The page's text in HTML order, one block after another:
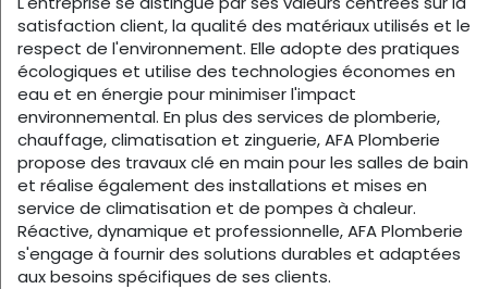
satisfaction client, la qualité des matériaux utilisés et le
respect de l'environnement. Elle adopte des pratiques
écologiques et utilise des technologies économes en
eau et en énergie pour minimiser l'impact
environnemental. En plus des services de plomberie,
chauffage, climatisation et zinguerie, AFA Plomberie
propose des travaux clé en main pour les salles de bain
et réalise également des installations et mises en
service de climatisation et de pompes à chaleur.
Réactive, dynamique et professionnelle, AFA Plomberie
s'engage à fournir des solutions durables et adaptées
aux besoins spécifiques de ses clients.